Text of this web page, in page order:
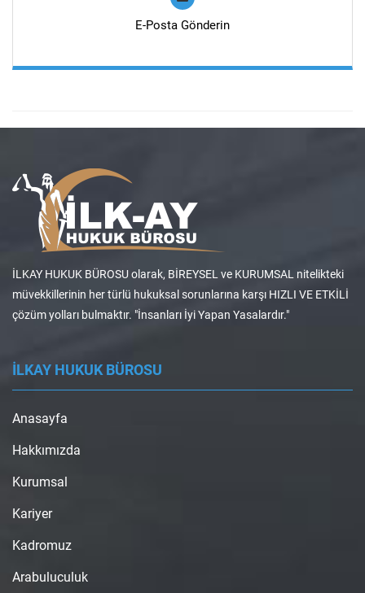
E-Posta Gönderin
İLKAY HUKUK BÜROSU olarak, BİREYSEL ve KURUMSAL nitelikteki
müvekkillerinin her türlü hukuksal sorunlarına karşı HIZLI VE ETKİLİ
çözüm yolları bulmaktır. "İnsanları İyi Yapan Yasalardır."
İLKAY HUKUK BÜROSU
Anasayfa
Hakkımızda
Kurumsal
Kariyer
Kadromuz
Arabuluculuk